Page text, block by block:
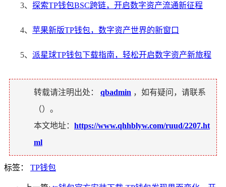
3、 探索TP钱包BSC跨链，开启数字资产流通新征程
4、 苹果新版TP钱包，数字资产世界的新窗口
5、 派星球TP钱包下载指南，轻松开启数字资产新旅程
转载请注明出处： qbadmin ，如有疑问，请联系
（）。
本文地址： https://www.qhhblyw.com/ruud/2207.ht
ml
标签： TP钱包